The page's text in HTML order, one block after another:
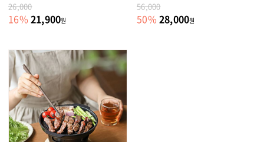
26,000
16% 21,900원
56,000
50% 28,000원